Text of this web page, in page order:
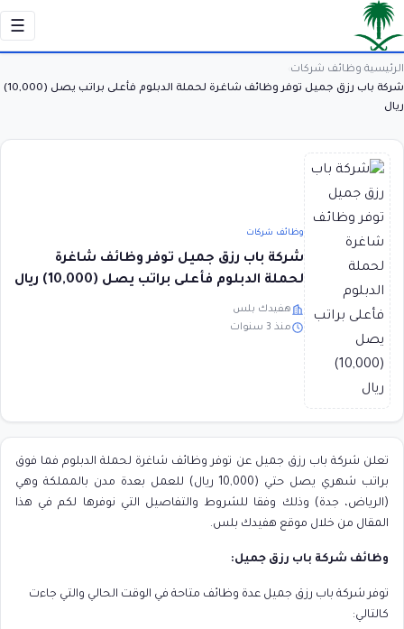
☰
الرئيسية وظائف شركات
شركة باب رزق جميل توفر وظائف شاغرة لحملة الدبلوم فأعلى براتب يصل (10,000)
ريال
وظائف شركات
شركة باب رزق جميل توفر وظائف شاغرة
لحملة الدبلوم فأعلى براتب يصل (10,000) ريال
هفيدك بلس
منذ 3 سنوات
تعلن شركة باب رزق جميل عن توفر وظائف شاغرة لحملة الدبلوم فما فوق
براتب شهري يصل حتي (10,000 ريال) للعمل بعدة مدن بالمملكة وهي
(الرياض، جدة) وذلك وفقا للشروط والتفاصيل التي نوفرها لكم في هذا
المقال من خلال موقع هفيدك بلس.
وظائف شركة باب رزق جميل:
توفر شركة باب رزق جميل عدة وظائف متاحة في الوقت الحالي والتي جاءت
كالتالي: